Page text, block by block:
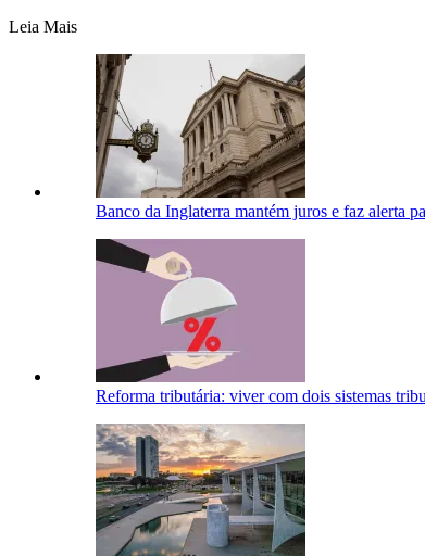
Leia Mais
Banco da Inglaterra mantém juros e faz alerta
Reforma tributária: viver com dois sistemas